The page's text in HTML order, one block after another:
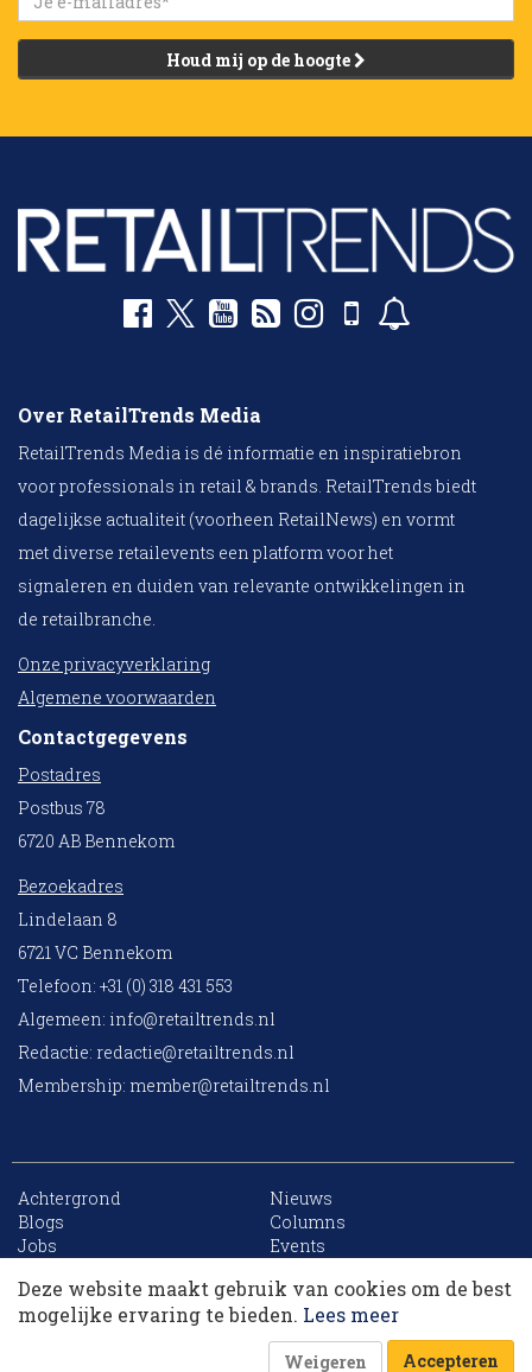
Houd mij op de hoogte
Over RetailTrends Media
RetailTrends Media is dé informatie en inspiratiebron
voor professionals in retail & brands. RetailTrends biedt
dagelijkse actualiteit (voorheen RetailNews) en vormt
met diverse retailevents een platform voor het
signaleren en duiden van relevante ontwikkelingen in
de retailbranche.
Onze privacyverklaring
Algemene voorwaarden
Contactgegevens
Postadres
Postbus 78
6720 AB Bennekom
Bezoekadres
Lindelaan 8
6721 VC Bennekom
Telefoon: +31 (0) 318 431 553
Algemeen: info@retailtrends.nl
Redactie: redactie@retailtrends.nl
Membership: member@retailtrends.nl
Achtergrond
Nieuws
Blogs
Columns
Jobs
Events
Archief
Sitemap
Deze website maakt gebruik van cookies om de best
mogelijke ervaring te bieden. Lees meer
Weigeren Accepteren
10 collega’s
Korting op events